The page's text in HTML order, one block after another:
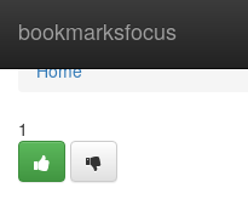
bookmarksfocus
Home
Home
1